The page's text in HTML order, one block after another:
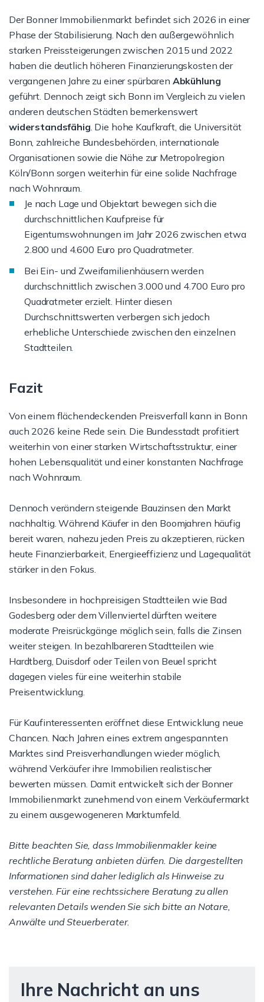
Der Bonner Immobilienmarkt befindet sich 2026 in einer
Phase der Stabilisierung. Nach den außergewöhnlich
starken Preissteigerungen zwischen 2015 und 2022
haben die deutlich höheren Finanzierungskosten der
vergangenen Jahre zu einer spürbaren Abkühlung
geführt. Dennoch zeigt sich Bonn im Vergleich zu vielen
anderen deutschen Städten bemerkenswert
widerstandsfähig. Die hohe Kaufkraft, die Universität
Bonn, zahlreiche Bundesbehörden, internationale
Organisationen sowie die Nähe zur Metropolregion
Köln/Bonn sorgen weiterhin für eine solide Nachfrage
nach Wohnraum.
Je nach Lage und Objektart bewegen sich die
durchschnittlichen Kaufpreise für
Eigentumswohnungen im Jahr 2026 zwischen etwa
2.800 und 4.600 Euro pro Quadratmeter.
Bei Ein- und Zweifamilienhäusern werden
durchschnittlich zwischen 3.000 und 4.700 Euro pro
Quadratmeter erzielt. Hinter diesen
Durchschnittswerten verbergen sich jedoch
erhebliche Unterschiede zwischen den einzelnen
Stadtteilen.
Fazit
Von einem flächendeckenden Preisverfall kann in Bonn
auch 2026 keine Rede sein. Die Bundesstadt profitiert
weiterhin von einer starken Wirtschaftsstruktur, einer
hohen Lebensqualität und einer konstanten Nachfrage
nach Wohnraum.
Dennoch verändern steigende Bauzinsen den Markt
nachhaltig. Während Käufer in den Boomjahren häufig
bereit waren, nahezu jeden Preis zu akzeptieren, rücken
heute Finanzierbarkeit, Energieeffizienz und Lagequalität
stärker in den Fokus.
Insbesondere in hochpreisigen Stadtteilen wie Bad
Godesberg oder dem Villenviertel dürften weitere
moderate Preisrückgänge möglich sein, falls die Zinsen
weiter steigen. In bezahlbareren Stadtteilen wie
Hardtberg, Duisdorf oder Teilen von Beuel spricht
dagegen vieles für eine weiterhin stabile
Preisentwicklung.
Für Kaufinteressenten eröffnet diese Entwicklung neue
Chancen. Nach Jahren eines extrem angespannten
Marktes sind Preisverhandlungen wieder möglich,
während Verkäufer ihre Immobilien realistischer
bewerten müssen. Damit entwickelt sich der Bonner
Immobilienmarkt zunehmend von einem Verkäufermarkt
zu einem ausgewogeneren Marktumfeld.
Bitte beachten Sie, dass Immobilienmakler keine
rechtliche Beratung anbieten dürfen. Die dargestellten
Informationen sind daher lediglich als Hinweise zu
verstehen. Für eine rechtssichere Beratung zu allen
relevanten Details wenden Sie sich bitte an Notare,
Anwälte und Steuerberater.
Ihre Nachricht an uns